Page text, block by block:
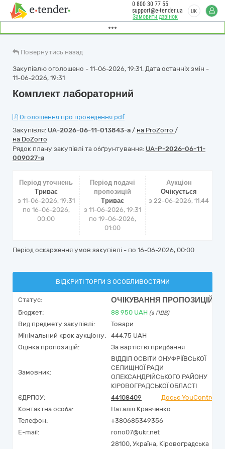
Замовити дзвінок
0 800 30 77 55
support@e-tender.ua
UK
Повернутись назад
Закупівлю оголошено - 11-06-2026, 19:31. Дата останніх змін -
11-06-2026, 19:31
Комплект лабораторний
Оголошення про проведення.pdf
Закупівля: UA-2026-06-11-013843-a / на ProZorro /
на DoZorro
Рядок плану закупівлі та обґрунтування: UA-P-2026-06-11-
009027-a
Період уточнень
Триває
з 11-06-2026, 19:31
по 16-06-2026,
00:00
Період подачі
пропозицій
Триває
з 11-06-2026, 19:31
по 19-06-2026,
01:00
Аукціон
Очікується
з22-06-2026, 11:44
Період оскарження умов закупівлі - по 16-06-2026, 00:00
ВІДКРИТІ ТОРГИ З ОСОБЛИВОСТЯМИ
Статус: ОЧІКУВАННЯ ПРОПОЗИЦІЙ
Бюджет: 88 950 UAH (з ПДВ)
Вид предмету закупівлі:
Товари
Мінімальний крок аукціону:
444,75 UAH
Оцінка пропозицій:
За вартістю придбання
Замовник:
ВІДДІЛ ОСВІТИ ОНУФРІЇВСЬКОЇ
СЕЛИЩНОЇ РАДИ
ОЛЕКСАНДРІЙСЬКОГО РАЙОНУ
КІРОВОГРАДСЬКОЇ ОБЛАСТІ
ЄДРПОУ:
44108409
Досьє YouControl
Контактна особа:
Наталія Кравченко
Телефон:
+380685349356
E-mail:
rono07@ukr.net
28100, Україна, Кіровоградська